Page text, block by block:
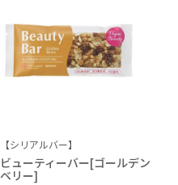
【シリアルバー】
ビューティーバー[ゴールデン
ベリー]